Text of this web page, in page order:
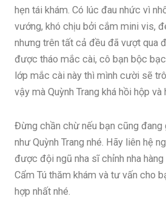
hẹn tái khám. Có lúc đau nhức vì
vướng, khó chịu bởi cắm mini vis,
nhưng trên tất cả đều đã vượt qua
được tháo mắc cài, cô bạn bộc
lớp mắc cài này thì mình cười sẽ
vậy mà Quỳnh Trang khá hồi hộp và
Đừng chần chừ nếu bạn cũng đang
như Quỳnh Trang nhé. Hãy liên hệ
được đội ngũ nha sĩ chỉnh nha
Cẩm Tú thăm khám và tư vấn cho
hợp nhất nhé.